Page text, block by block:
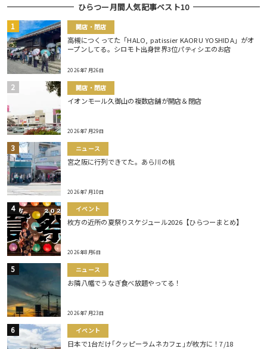
ひらつー月間人気記事ベスト10
開店・閉店
高槻につくってた「HALO, patissier KAORU YOSHIDA」がオ
ープンしてる。シロモト出身世界3位パティシエのお店
2026年7月26日
開店・閉店
イオンモール久御山の複数店舗が開店＆閉店
2026年7月29日
ニュース
宮之阪に行列できてた。あら川の桃
2026年7月10日
イベント
枚方の近所の夏祭りスケジュール2026【ひらつーまとめ】
2026年8月6日
ニュース
お隣八幡でうなぎ食べ放題やってる！
2026年7月23日
イベント
日本で1台だけ｢クッピーラムネカフェ｣が枚方に！7/18